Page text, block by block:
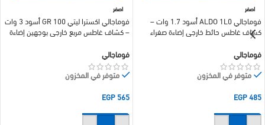
اصفر
فوماجالي ALDO 1L0 أسود 1.7 وات –
كشاف غاطس حائط خارجي إضاءة صفراء
3000 كلفن
فوماجالي
متوفر في المخزون
EGP485
اصفر
فوماجالي اكسترا ليتي 100 GR أسود 3 وات
– كشاف غاطس مربع خارجي بوجهين إضاءة
فوماجالي
متوفر في المخزون
EGP565